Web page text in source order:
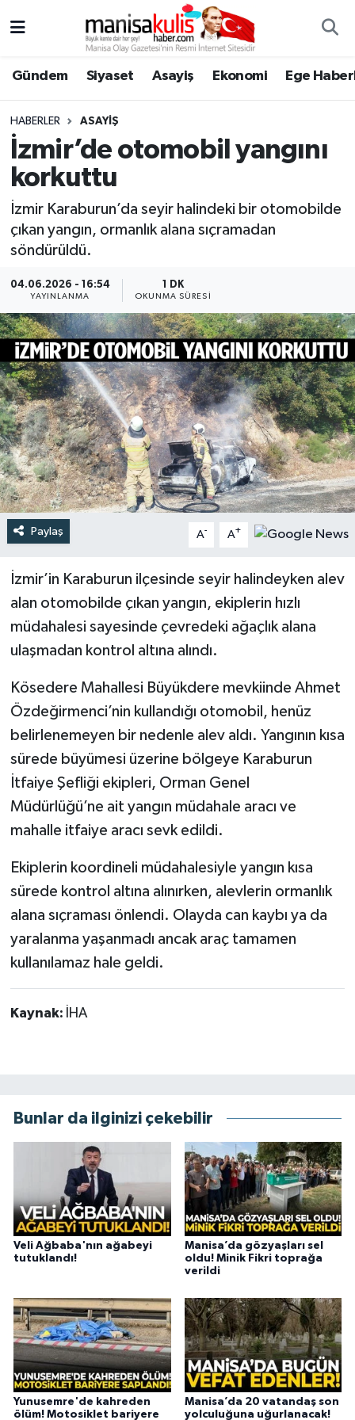
Gündem Siyaset Asayiş Ekonomi Ege
HABERLER ASAYIŞ
İzmir’de otomobil yangını
korkuttu
İzmir Karaburun’da seyir halindeki bir otomobilde
çıkan yangın, ormanlık alana sıçramadan
söndürüldü.
04.06.2026 - 16:54
YAYINLANMA
1 DK
OKUNMA SÜRESI
Paylaş A- A+
İzmir’in Karaburun ilçesinde seyir halindeyken alev
alan otomobilde çıkan yangın, ekiplerin hızlı
müdahalesi sayesinde çevredeki ağaçlık alana
ulaşmadan kontrol altına alındı.
Kösedere Mahallesi Büyükdere mevkiinde Ahmet
Özdeğirmenci’nin kullandığı otomobil, henüz
belirlenemeyen bir nedenle alev aldı. Yangının kısa
sürede büyümesi üzerine bölgeye Karaburun
İtfaiye Şefliği ekipleri, Orman Genel
Müdürlüğü’ne ait yangın müdahale aracı ve
mahalle itfaiye aracı sevk edildi.
Ekiplerin koordineli müdahalesiyle yangın kısa
sürede kontrol altına alınırken, alevlerin ormanlık
alana sıçraması önlendi. Olayda can kaybı ya da
yaralanma yaşanmadı ancak araç tamamen
kullanılamaz hale geldi.
Kaynak: İHA
Bunlar da ilginizi çekebilir
Veli Ağbaba'nın ağabeyi
tutuklandı!
Manisa’da gözyaşları sel
oldu! Minik Fikri toprağa
verildi
Yunusemre'de kahreden
ölüm! Motosiklet bariyere
Manisa’da 20 vatandaş son
yolculuğuna uğurlanacak!
Ege Haberleri
Ekonomi
Genel
Siyaset
Spor
Türkiye
Yaşam
Yunusemre Hava Durumu
Yunusemre Trafik Yoğunluk Haritası
Süper Lig Puan Durumu ve Fikstür
Haber Arşivi